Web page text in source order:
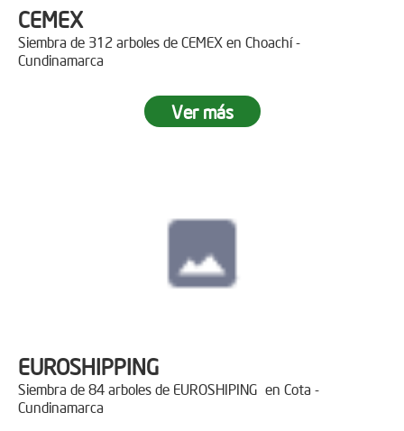
CEMEX
Siembra de 312 arboles de CEMEX en Choachí -
Cundinamarca
Ver más
EUROSHIPPING
Siembra de 84 arboles de EUROSHIPING en Cota -
Cundinamarca